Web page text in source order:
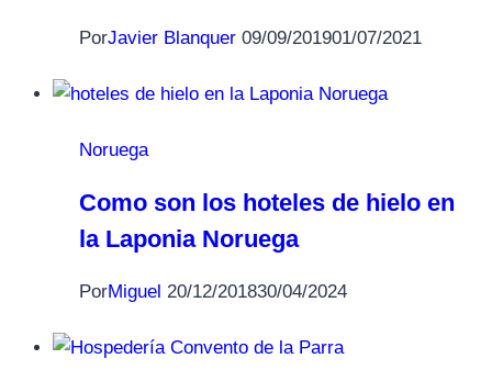
PorJavier Blanquer 09/09/201901/07/2021
Noruega
Como son los hoteles de hielo en
la Laponia Noruega
PorMiguel 20/12/201830/04/2024